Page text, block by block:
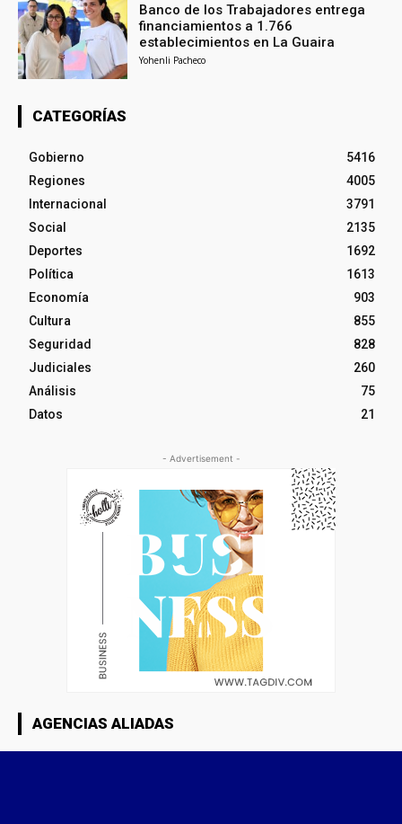
Banco de los Trabajadores entrega
financiamientos a 1.766
establecimientos en La Guaira
Yohenli Pacheco
CATEGORÍAS
Gobierno
5416
Regiones
4005
Internacional
3791
Social
2135
Deportes
1692
Política
1613
Economía
903
Cultura
855
Seguridad
828
Judiciales
260
Análisis
75
Datos
21
- Advertisement -
AGENCIAS ALIADAS